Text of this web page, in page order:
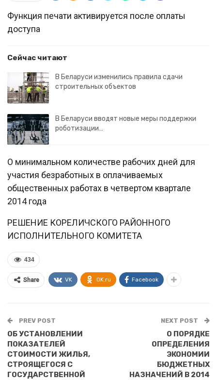
Функция печати активируется после оплаты
доступа
Сейчас читают
В Беларуси изменились правила сдачи
строительных объектов
В Беларуси вводят новые меры поддержки
роботизации…
О минимальном количестве рабочих дней для
участия безработных в оплачиваемых
общественных работах в четвертом квартале
2014 года
РЕШЕНИЕ КОРЕЛИЧСКОГО РАЙОННОГО
ИСПОЛНИТЕЛЬНОГО КОМИТЕТА
434
Share VK OK.ru Facebook
PREV POST
ОБ УСТАНОВЛЕНИИ
ПОКАЗАТЕЛЕЙ
СТОИМОСТИ ЖИЛЬЯ,
СТРОЯЩЕГОСЯ С
ГОСУДАРСТВЕННОЙ
NEXT POST
О ПОРЯДКЕ
ОПРЕДЕЛЕНИЯ
ЭКОНОМИИ
БЮДЖЕТНЫХ
НАЗНАЧЕНИЙ В 2014